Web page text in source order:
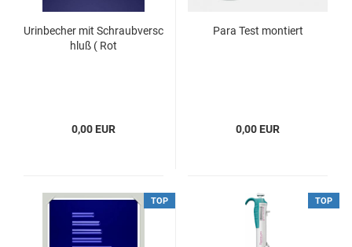
Urinbecher mit Schraubversc
hluß ( Rot
0,00 EUR
Para Test montiert
0,00 EUR
TOP TOP